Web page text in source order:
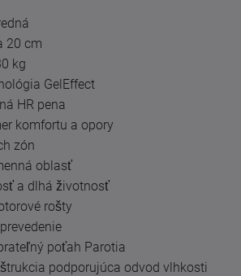
20 cm
kg
GelEffect
HR pena
komfortu a opory
zón
oblasť
a dlhá životnosť
rošty
poťah Parotia
podporujúca odvod vlhkosti